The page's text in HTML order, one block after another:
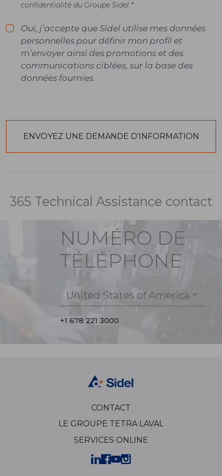
confidentialité du Groupe Sidel *
Oui, j’accepte que Sidel utilise mes données
personnelles pour définir mon profil et
m’envoyer ainsi des promotions et des
communications ciblées, sur la base des
données fournies.
365 Technical Assistance contact
NUMÉRO DE
TÉLÉPHONE
United States of America
+1 678 221 3000
CONTACT
LE GROUPE TETRA LAVAL
SERVICES ONLINE